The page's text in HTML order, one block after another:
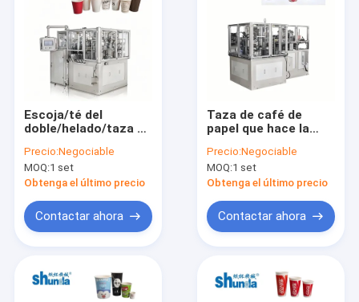
Productos
Escoja/té del
doble/helado/taza de
que hace la
maquinaria
380V/220V
Precio:Negociable
MOQ:1 set
Obtenga el último precio
Contactar ahora
Taza de café de
papel que hace la
café de papel
automática que hace
la máquina, 100
calientes de la
bebida y tazas frías
Precio:Negociable
MOQ:1 set
Obtenga el último precio
Contactar ahora